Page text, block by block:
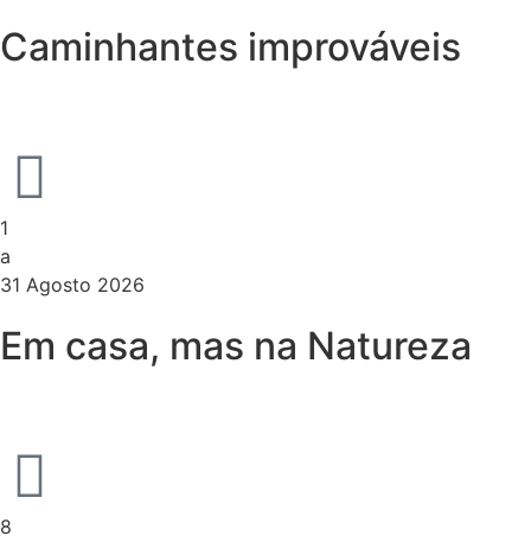
Caminhantes improváveis
1
a
31 Agosto 2026
Em casa, mas na Natureza
8